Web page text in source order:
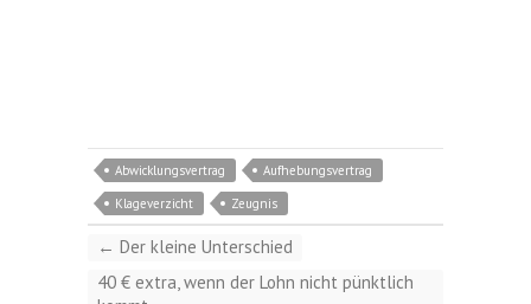
Abwicklungsvertrag
Aufhebungsvertrag
Klageverzicht
Zeugnis
← Der kleine Unterschied
40 € extra, wenn der Lohn nicht pünktlich